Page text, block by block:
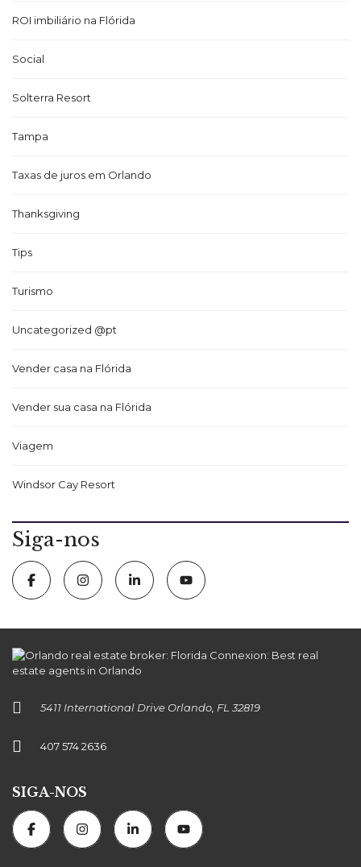
ROI imbiliário na Flórida
Social
Solterra Resort
Tampa
Taxas de juros em Orlando
Thanksgiving
Tips
Turismo
Uncategorized @pt
Vender casa na Flórida
Vender sua casa na Flórida
Viagem
Windsor Cay Resort
Siga-nos
5411 International Drive Orlando, FL 32819
407 574 2636
SIGA-NOS